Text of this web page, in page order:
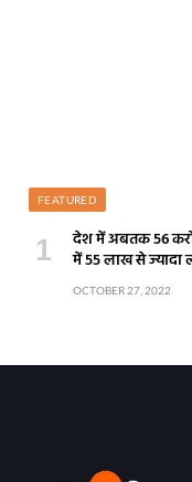
FEATURED
देश में अबतक 56
में 55 लाख से ज्यादा
OCTOBER 27, 2022